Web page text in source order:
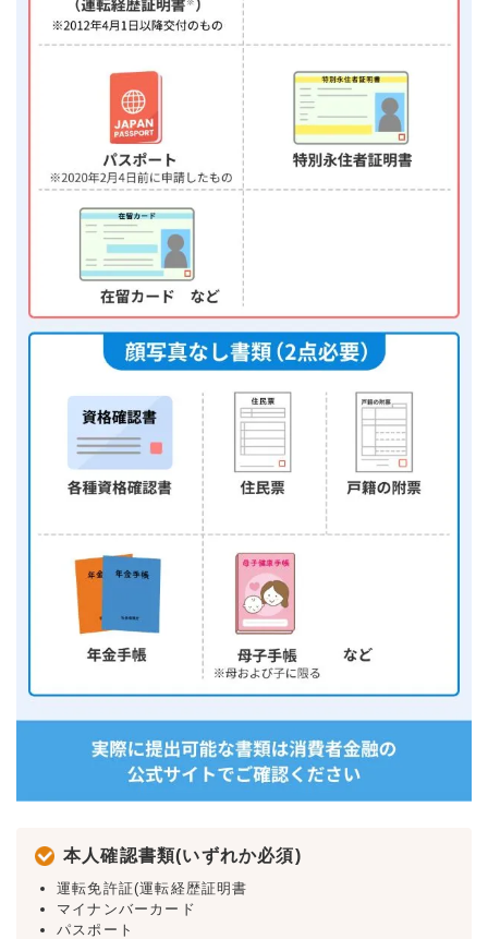
本人確認書類(いずれか必須)
運転免許証(運転経歴証明書
マイナンバーカード
パスポート